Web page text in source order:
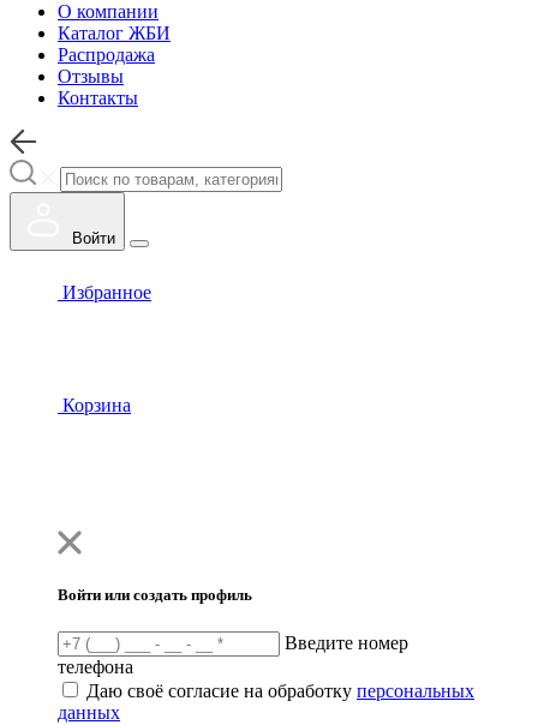
О компании
Каталог ЖБИ
Распродажа
Отзывы
Контакты
Войти
Избранное
Корзина
Войти или создать профиль
Введите номер
телефона
Даю своё согласие на обработку персональных
данных